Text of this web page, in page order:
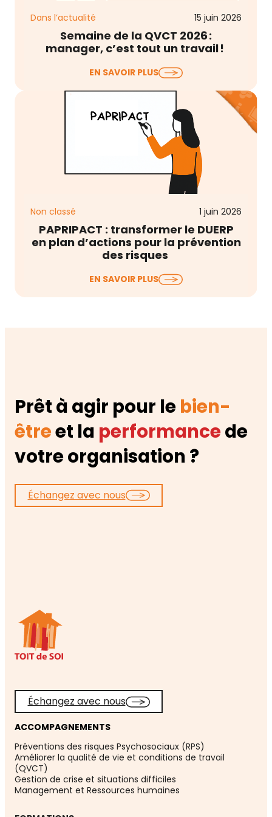
Dans l’actualité 15 juin 2026
Semaine de la QVCT 2026 :
manager, c’est tout un travail !
La Semaine pour la Qualité de Vie et des
Conditions de Travail (QVCT) débute
aujourd’hui…
EN SAVOIR PLUS
Non classé 1 juin 2026
PAPRIPACT : transformer le DUERP
en plan d’actions pour la prévention
des risques
Le Document Unique d’Évaluation des Risques
Professionnels (DUERP) est à jour, les risques sont
listés,…
EN SAVOIR PLUS
Prêt à agir pour lebien-
êtreet la performancede
votre organisation ?
Échangez avec nous
Échangez avec nous
ACCOMPAGNEMENTS
Préventions des risques Psychosociaux (RPS)
Améliorer la qualité de vie et conditions de travail
(QVCT)
Gestion de crise et situations difficiles
Management et Ressources humaines